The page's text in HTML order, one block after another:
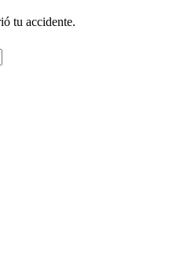
tu accidente.